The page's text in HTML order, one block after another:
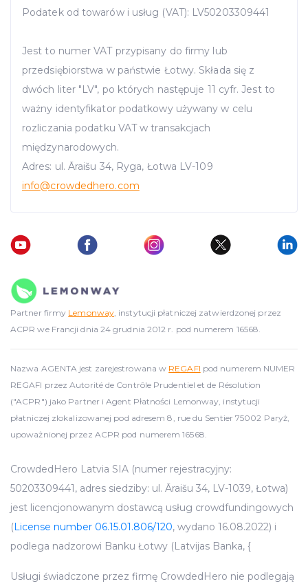
Podatek od towarów i usług (VAT): LV50203309441
Jest to numer VAT przypisany do firmy lub
przedsiębiorstwa w państwie Łotwy. Składa się z
dwóch liter "LV", po których następuje 11 cyfr. Jest to
ważny identyfikator podatkowy używany w celu
rozliczania podatku VAT w transakcjach
międzynarodowych.
Adres: ul. Āraišu 34, Ryga, Łotwa LV-109
info@crowdedhero.com
Partner firmy Lemonway, instytucji płatniczej zatwierdzonej przez
ACPR we Francji dnia 24 grudnia 2012 r. pod numerem 16568.
Nazwa AGENTA jest zarejestrowana w REGAFI pod numerem NUMER
REGAFI przez Autorité de Contrôle Prudentiel et de Résolution
("ACPR") jako Partner i Agent Płatności Lemonway, instytucji
płatniczej zlokalizowanej pod adresem 8, rue du Sentier 75002 Paryż,
upoważnionej przez ACPR pod numerem 16568.
CrowdedHero Latvia SIA (numer rejestracyjny:
50203309441, adres siedziby: ul. Āraišu 34, LV-1039, Łotwa)
jest licencjonowanym dostawcą usług crowdfundingowych
(License number 06.15.01.806/120, wydano 16.08.2022) i
podlega nadzorowi Banku Łotwy (Latvijas Banka, {
Usługi świadczone przez firmę CrowdedHero nie podlegają